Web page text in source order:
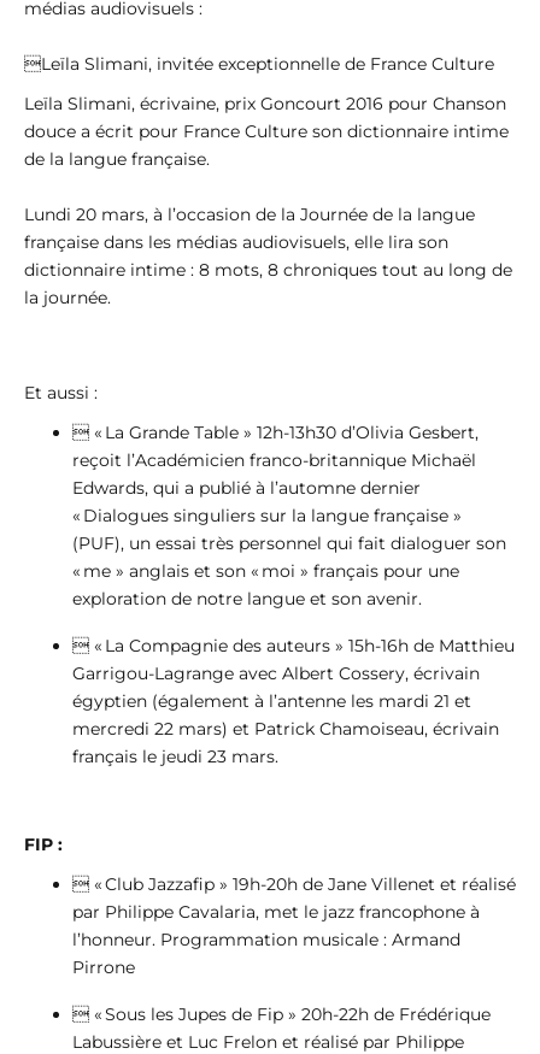
médias audiovisuels :
Leïla Slimani, invitée exceptionnelle de France Culture
Leïla Slimani, écrivaine, prix Goncourt 2016 pour Chanson
douce a écrit pour France Culture son dictionnaire intime
de la langue française.
Lundi 20 mars, à l’occasion de la Journée de la langue
française dans les médias audiovisuels, elle lira son
dictionnaire intime : 8 mots, 8 chroniques tout au long de
la journée.
Et aussi :
 « La Grande Table » 12h-13h30 d’Olivia Gesbert,
reçoit l’Académicien franco-britannique Michaël
Edwards, qui a publié à l’automne dernier
« Dialogues singuliers sur la langue française »
(PUF), un essai très personnel qui fait dialoguer son
« me » anglais et son « moi » français pour une
exploration de notre langue et son avenir.
 « La Compagnie des auteurs » 15h-16h de Matthieu
Garrigou-Lagrange avec Albert Cossery, écrivain
égyptien (également à l’antenne les mardi 21 et
mercredi 22 mars) et Patrick Chamoiseau, écrivain
français le jeudi 23 mars.
FIP :
 « Club Jazzafip » 19h-20h de Jane Villenet et réalisé
par Philippe Cavalaria, met le jazz francophone à
l’honneur. Programmation musicale : Armand
Pirrone
 « Sous les Jupes de Fip » 20h-22h de Frédérique
Labussière et Luc Frelon et réalisé par Philippe